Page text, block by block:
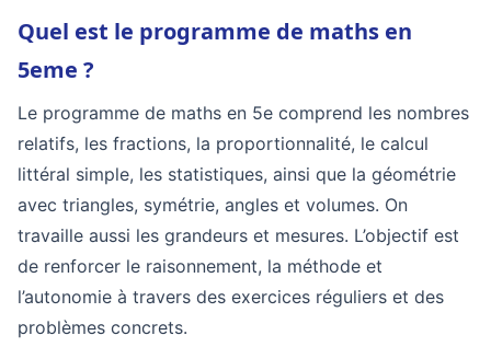
Quel est le programme de maths en
5eme ?
Le programme de maths en 5e comprend les nombres
relatifs, les fractions, la proportionnalité, le calcul
littéral simple, les statistiques, ainsi que la géométrie
avec triangles, symétrie, angles et volumes. On
travaille aussi les grandeurs et mesures. L’objectif est
de renforcer le raisonnement, la méthode et
l’autonomie à travers des exercices réguliers et des
problèmes concrets.